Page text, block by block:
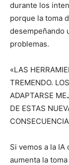
durante los
porque la toma
desempeñando
problemas.
«LAS
TREMENDO.
ADAPTARSE
DE ESTAS
Si vemos a la
aumenta la